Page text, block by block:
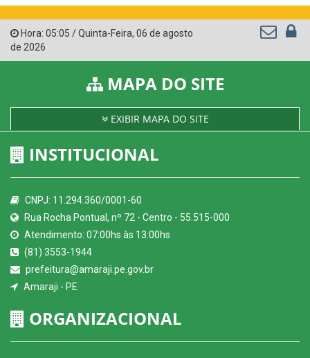
Hora: 05:05 /Quinta-Feira, 06 de agosto
de 2026
MAPA DO SITE
EXIBIR MAPA DO SITE
INSTITUCIONAL
CNPJ: 11.294.360/0001-60
Rua Rocha Pontual, nº 72 - Centro - 55.515-000
Atendimento: 07:00hs às 13:00hs
(81) 3553-1944
prefeitura@amaraji.pe.gov.br
Amaraji - PE
ORGANIZACIONAL